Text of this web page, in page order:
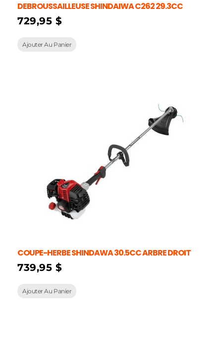
DEBROUSSAILLEUSE SHINDAIWA C262 29.3CC
729,95$
Ajouter Au Panier
COUPE-HERBE SHINDAWA 30.5CC ARBRE DROIT
739,95$
Ajouter Au Panier